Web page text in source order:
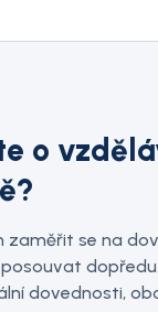
o
zaměřit se na
dovednosti,